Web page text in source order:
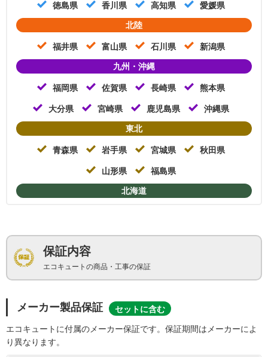
徳島県 香川県 高知県 愛媛県
北陸
福井県 富山県 石川県 新潟県
九州・沖縄
福岡県 佐賀県 長崎県 熊本県
大分県 宮崎県 鹿児島県 沖縄県
東北
青森県 岩手県 宮城県 秋田県
山形県 福島県
北海道
保証内容
エコキュートの商品・工事の保証
メーカー製品保証 セットに含む
エコキュートに付属のメーカー保証です。保証期間はメーカーによ
り異なります。